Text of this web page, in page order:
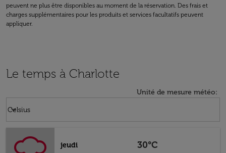
peuvent ne plus être disponibles au moment de la réservation. Des frais et
charges supplémentaires pour les produits et services facultatifs peuvent
appliquer.
Le temps à Charlotte
Unité de mesure météo:
Celsius
keyboard_arrow_down
jeudi
30°C